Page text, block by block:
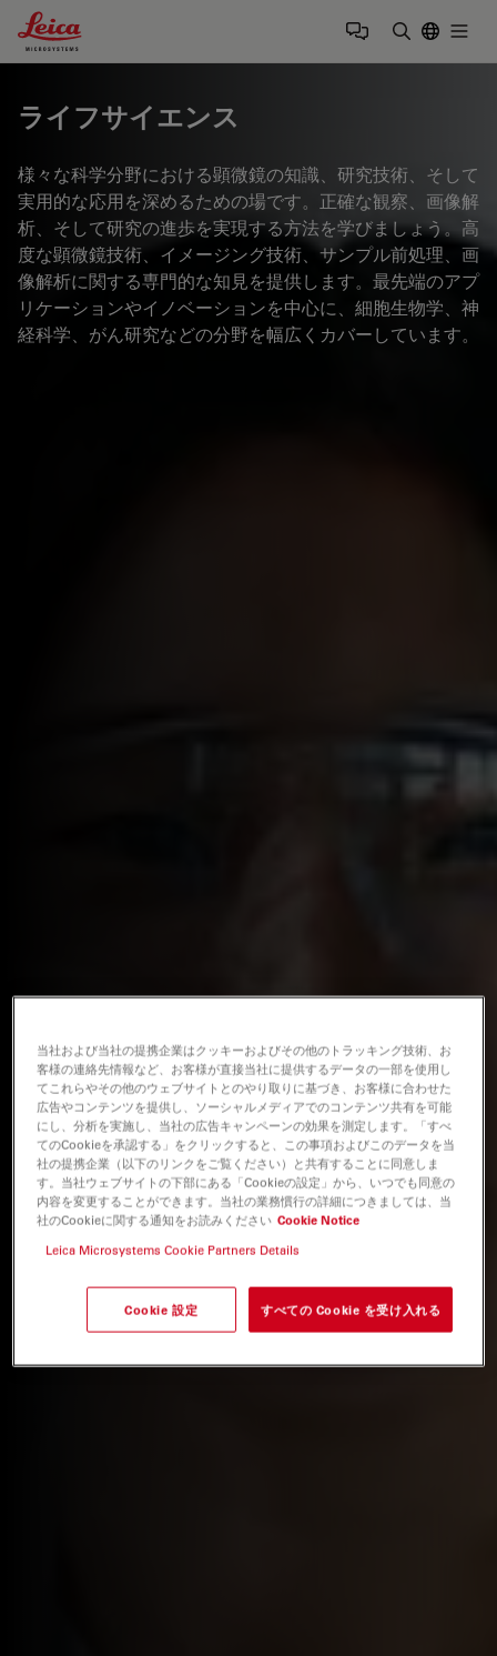
Leica Microsystems Logo
ライフサイエンス
様々な科学分野における顕微鏡の知識、研究技術、そして
実用的な応用を深めるための場です。正確な観察、画像解
析、そして研究の進歩を実現する方法を学びましょう。高
度な顕微鏡技術、イメージング技術、サンプル前処理、画
像解析に関する専門的な知見を提供します。最先端のアプ
リケーションやイノベーションを中心に、細胞生物学、神
経科学、がん研究などの分野を幅広くカバーしています。
当社および当社の提携企業はクッキーおよびその他のトラッキング技術、お
客様の連絡先情報など、お客様が直接当社に提供するデータの一部を使用し
てこれらやその他のウェブサイトとのやり取りに基づき、お客様に合わせた
広告やコンテンツを提供し、ソーシャルメディアでのコンテンツ共有を可能
にし、分析を実施し、当社の広告キャンペーンの効果を測定します。「すべ
てのCookieを承認する」をクリックすると、この事項およびこのデータを当
社の提携企業（以下のリンクをご覧ください）と共有することに同意しま
す。当社ウェブサイトの下部にある「Cookieの設定」から、いつでも同意の
内容を変更することができます。当社の業務慣行の詳細につきましては、当
社のCookieに関する通知をお読みください Cookie Notice
Leica Microsystems Cookie Partners Details
Cookie 設定 すべての Cookie を受け入れる